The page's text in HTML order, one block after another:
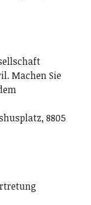
Machen Sie
8805